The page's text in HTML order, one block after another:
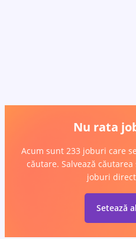
Nu rata
Acum sunt 233 joburi care
căutare. Salvează
joburi
Setează